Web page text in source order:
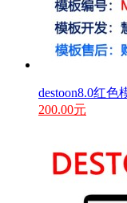
destoon8.0红色
200.00元